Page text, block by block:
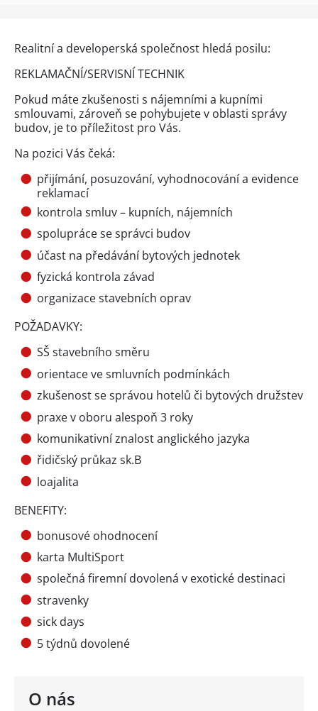
O nás
Realitní a developerská společnost hledá posilu:
REKLAMAČNÍ/SERVISNÍ TECHNIK
Pokud máte zkušenosti s nájemními a kupními
smlouvami, zároveň se pohybujete v oblasti správy
budov, je to příležitost pro Vás.
Na pozici Vás čeká:
přijímání, posuzování, vyhodnocování a evidence
reklamací
kontrola smluv – kupních, nájemních
spolupráce se správci budov
účast na předávání bytových jednotek
fyzická kontrola závad
organizace stavebních oprav
POŽADAVKY:
SŠ stavebního směru
orientace ve smluvních podmínkách
zkušenost se správou hotelů či bytových družstev
praxe v oboru alespoň 3 roky
komunikativní znalost anglického jazyka
řidičský průkaz sk.B
loajalita
BENEFITY:
bonusové ohodnocení
karta MultiSport
společná firemní dovolená v exotické destinaci
stravenky
sick days
5 týdnů dovolené